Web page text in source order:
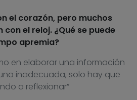
el corazón, pero muchos
el reloj. ¿Qué se puede
apremia?
en elaborar una información
inadecuada, solo hay que
a reflexionar”